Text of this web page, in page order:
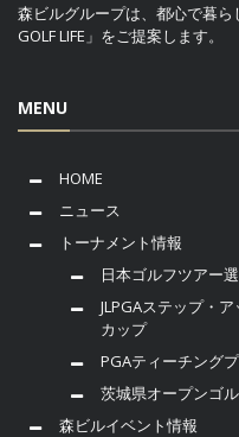
森ビルグループは、都心で暮ら
GOLF LIFE」をご提案します。
MENU
HOME
ニュース
トーナメント情報
日本ゴルフツアー
JLPGAステップ・
カップ
PGAティーチング
茨城県オープンゴ
森ビルイベント情報